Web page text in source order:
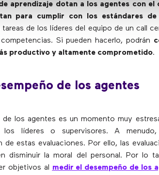
aprendizaje dotan a los agentes con el
para cumplir con los estándares
tareas de los líderes del equipo de un call
Si pueden hacerlo, podrán
productivo y altamente comprometido.
de los agentes
de los agentes es un momento muy
los líderes o supervisores. A
de estas evaluaciones. Por ello, las
disminuir la moral del personal. Por lo
objetivos al medir el desempeño de los